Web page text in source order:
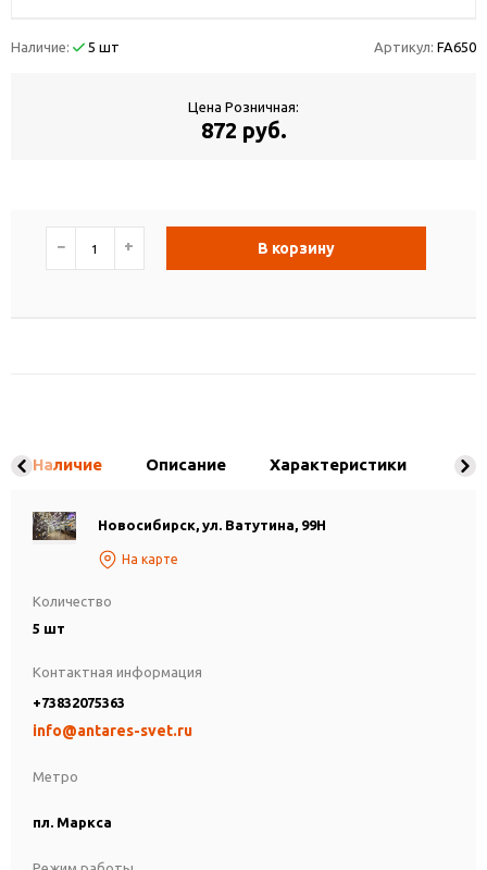
Наличие: 5 шт Артикул: FA650
Цена Розничная:
872 руб.
− + В корзину
Наличие Описание Характеристики
Новосибирск, ул. Ватутина, 99Н
На карте
Количество
5 шт
Метро
пл. Маркса
Контактная информация
+73832075363
info@antares-svet.ru